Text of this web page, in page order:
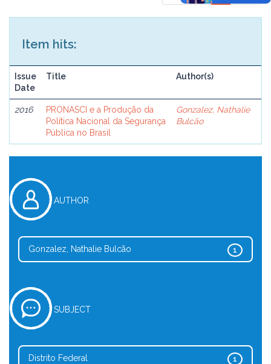
Item hits:
Issue
Date
Title Author(s)
2016
PRONASCI e a Produção da
Política Nacional da Segurança
Pública no Brasil
Gonzalez, Nathalie
Bulcão
AUTHOR
1
Gonzalez, Nathalie Bulcão
SUBJECT
1
Distrito Federal